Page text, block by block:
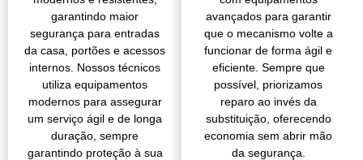
garantindo maior
segurança para entradas
da casa, portões e acessos
internos. Nossos técnicos
utiliza equipamentos
modernos para assegurar
um serviço ágil e de longa
duração, sempre
garantindo proteção à sua
avançados para garantir
que o mecanismo volte a
funcionar de forma ágil e
eficiente. Sempre que
possível, priorizamos
reparo ao invés da
substituição, oferecendo
economia sem abrir mão
da segurança.